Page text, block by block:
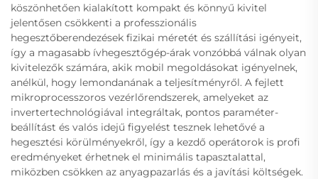
köszönhetően kialakított kompakt és könnyű kivitel
jelentősen csökkenti a professzionális
hegesztőberendezések fizikai méretét és szállítási igényeit,
így a magasabb ívhegesztőgép-árak vonzóbbá válnak olyan
kivitelezők számára, akik mobil megoldásokat igényelnek,
anélkül, hogy lemondanának a teljesítményről. A fejlett
mikroprocesszoros vezérlőrendszerek, amelyeket az
invertertechnológiával integráltak, pontos paraméter-
beállítást és valós idejű figyelést tesznek lehetővé a
hegesztési körülményekről, így a kezdő operátorok is profi
eredményeket érhetnek el minimális tapasztalattal,
miközben csökken az anyagpazarlás és a javítási költségek.